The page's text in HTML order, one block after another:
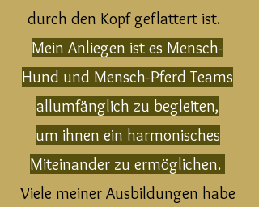
durch den Kopf geflattert ist.
Mein Anliegen ist es Mensch-
Hund und Mensch-Pferd Teams
allumfänglich zu begleiten,
um ihnen ein harmonisches
Miteinander zu ermöglichen.
Viele meiner Ausbildungen habe